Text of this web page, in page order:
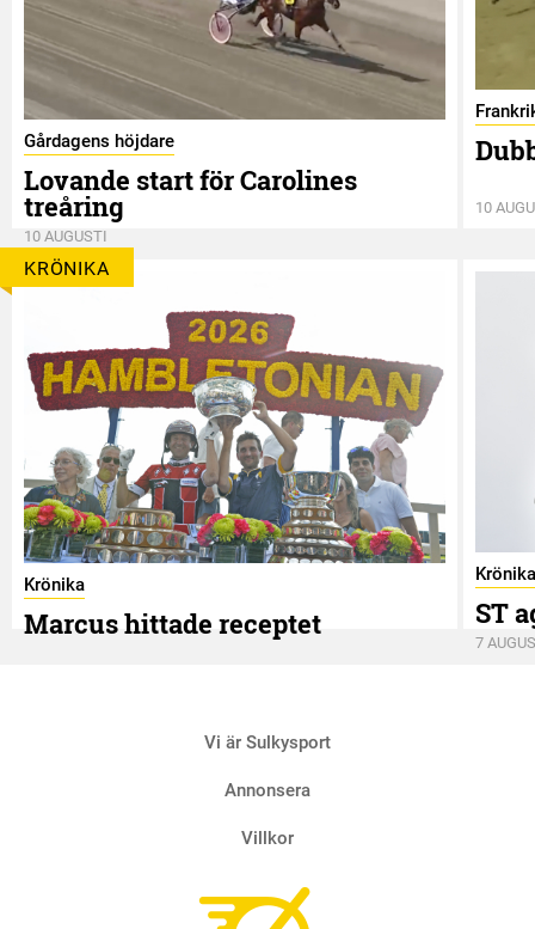
Gårdagens höjdare
Lovande start för Carolines
treåring
10 AUGUSTI
10
KRÖNIKA
Krönika
Marcus hittade receptet
Krönika
ST
7
Vi är Sulkysport
Annonsera
Villkor